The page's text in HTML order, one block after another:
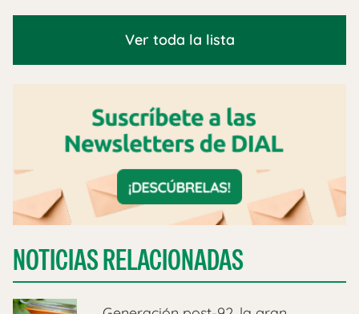
Ver toda la lista
NOTICIAS RELACIONADAS